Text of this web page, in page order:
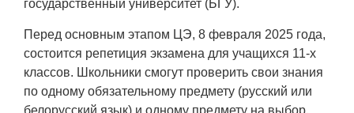
государственный университет (БГУ).
Перед основным этапом ЦЭ, 8 февраля 2025 года,
состоится репетиция экзамена для учащихся 11-х
классов. Школьники смогут проверить свои знания
по одному обязательному предмету (русский или
белорусский язык) и одному предмету на выбор,